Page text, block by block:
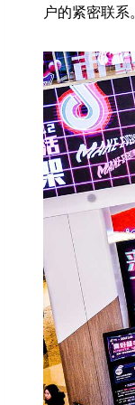
户的紧密联系